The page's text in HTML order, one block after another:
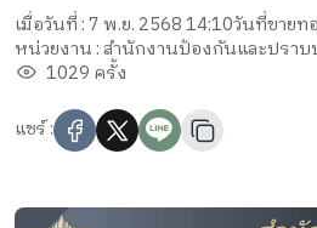
เมื่อวันที่ : 7 พ.ย. 2568 14:10วันที่ขายท
หน่วยงาน : สำนักงานป้องกันและปราบ
1029 ครั้ง
แชร์ :